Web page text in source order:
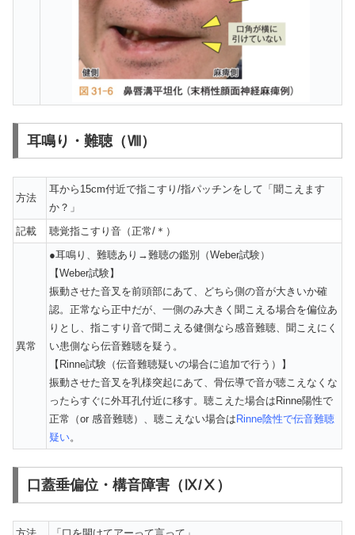
耳鳴り・難聴（Ⅷ）
方法
耳から15cm付近で指こすり/指パッチンをして「聞こえます
か？」
記載
聴覚指こすり音（正常/＊）
異常
●耳鳴り、難聴あり→難聴の鑑別（Weber試験）
【Weber試験】
振動させた音叉を前頭部にあて、どちら側の音が大きいか確
認。正常なら正中だが、一側のみ大きく聞こえる場合を偏位あ
りとし、指こすり音で聞こえる健側なら感音難聴、聞こえにく
い患側なら伝音難聴を疑う。
【Rinne試験（伝音難聴疑いの場合に追加で行う）】
振動させた音叉を乳様突起にあて、骨伝導で音が聴こえなくな
ったらすぐに外耳孔付近に移す。聴こえた場合はRinne陽性で
正常（or 感音難聴）、聴こえない場合は Rinne陰性で伝音難聴
疑い。
口蓋垂偏位・構音障害（Ⅸ/Ⅹ）